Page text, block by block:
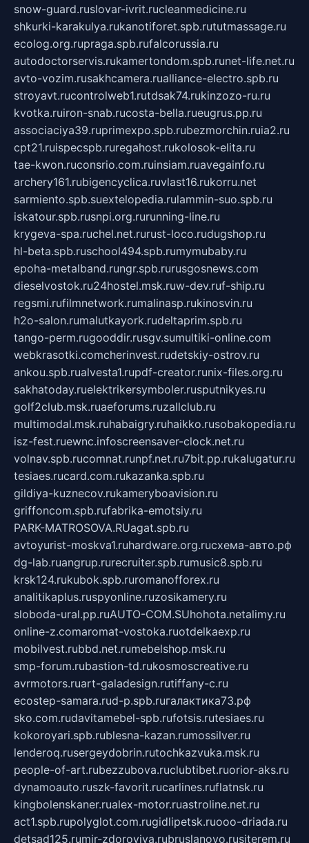
snow-guard.ruslovar-ivrit.rucleanmedicine.ru
shkurki-karakulya.rukanotiforet.spb.rututmassage.ru
ecolog.org.rupraga.spb.rufalcorussia.ru
autodoctorservis.rukamertondom.spb.runet-life.net.ru
avto-vozim.rusakhcamera.rualliance-electro.spb.ru
stroyavt.rucontrolweb1.rutdsak74.rukinzozo-ru.ru
kvotka.ruiron-snab.rucosta-bella.rueugrus.pp.ru
associaciya39.ruprimexpo.spb.rubezmorchin.ruia2.ru
cpt21.ruispecspb.ruregahost.rukolosok-elita.ru
tae-kwon.ruconsrio.com.ruinsiam.ruavegainfo.ru
archery161.rubigencyclica.ruvlast16.rukorru.net
sarmiento.spb.suextelopedia.rulammin-suo.spb.ru
iskatour.spb.rusnpi.org.rurunning-line.ru
krygeva-spa.ruchel.net.rurust-loco.rudugshop.ru
hl-beta.spb.ruschool494.spb.rumymubaby.ru
epoha-metalband.rungr.spb.rurusgosnews.com
dieselvostok.ru24hostel.msk.ruw-dev.ruf-ship.ru
regsmi.rufilmnetwork.rumalinasp.rukinosvin.ru
h2o-salon.rumalutkayork.rudeltaprim.spb.ru
tango-perm.rugooddir.rusgv.sumultiki-online.com
webkrasotki.comcherinvest.rudetskiy-ostrov.ru
ankou.spb.rualvesta1.rupdf-creator.runix-files.org.ru
sakhatoday.ruelektrikersymboler.rusputnikyes.ru
golf2club.msk.ruaeforums.ruzallclub.ru
multimodal.msk.ruhabaigry.ruhaikko.rusobakopedia.ru
isz-fest.ruewnc.infoscreensaver-clock.net.ru
volnav.spb.rucomnat.runpf.net.ru7bit.pp.rukalugatur.ru
tesiaes.rucard.com.rukazanka.spb.ru
gildiya-kuznecov.rukameryboavision.ru
griffoncom.spb.rufabrika-emotsiy.ru
PARK-MATROSOVA.RUagat.spb.ru
avtoyurist-moskva1.ruhardware.org.ruсхема-авто.рф
dg-lab.ruangrup.rurecruiter.spb.rumusic8.spb.ru
krsk124.rukubok.spb.ruromanofforex.ru
analitikaplus.ruspyonline.ruzosikamery.ru
sloboda-ural.pp.ruAUTO-COM.SUhohota.netalimy.ru
online-z.comaromat-vostoka.ruotdelkaexp.ru
mobilvest.rubbd.net.rumebelshop.msk.ru
smp-forum.rubastion-td.rukosmoscreative.ru
avrmotors.ruart-galadesign.rutiffany-c.ru
ecostep-samara.rud-p.spb.ruгалактика73.рф
sko.com.rudavitamebel-spb.rufotsis.rutesiaes.ru
kokoroyari.spb.rublesna-kazan.rumossilver.ru
lenderoq.rusergeydobrin.rutochkazvuka.msk.ru
people-of-art.rubezzubova.ruclubtibet.ruorior-aks.ru
dynamoauto.ruszk-favorit.rucarlines.ruflatnsk.ru
kingbolenskaner.rualex-motor.ruastroline.net.ru
act1.spb.rupolyglot.com.rugidlipetsk.ruooo-driada.ru
detsad125.rumir-zdoroviya.rubruslanovo.rusiterem.ru